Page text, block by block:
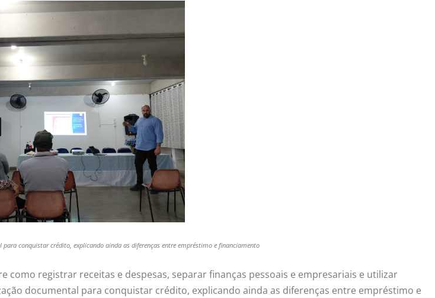
conquistar crédito, explicando ainda as diferenças entre empréstimo e financiamento
registrar receitas e despesas, separar finanças pessoais e empresariais e utilizar
documental para conquistar crédito, explicando ainda as diferenças entre empréstimo e